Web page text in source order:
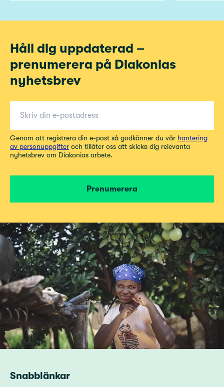
Håll dig uppdaterad –
prenumerera på Diakonias
nyhetsbrev
E-post för nyhetsbrev
Genom att registrera din e-post så godkänner du vår hantering
av personuppgifter och tillåter oss att skicka dig relevanta
nyhetsbrev om Diakonias arbete.
Prenumerera
Snabblänkar